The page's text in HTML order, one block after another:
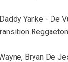
Yanke - De
Bryan De